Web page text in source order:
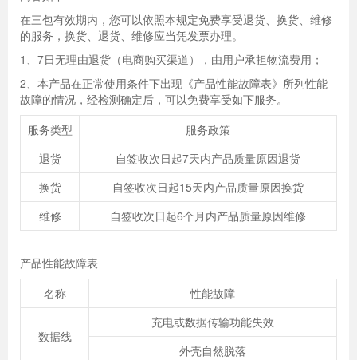
在三包有效期内，您可以依照本规定免费享受退货、换货、维修
的服务，换货、退货、维修应当凭发票办理。
1、7日无理由退货（电商购买渠道），由用户承担物流费用；
2、本产品在正常使用条件下出现《产品性能故障表》所列性能
故障的情况，经检测确定后，可以免费享受如下服务。
服务类型
服务政策
退货
自签收次日起7天内产品质量原因退货
换货
自签收次日起15天内产品质量原因换货
维修
自签收次日起6个月内产品质量原因维修
产品性能故障表
名称
性能故障
数据线
充电或数据传输功能失效
外壳自然脱落